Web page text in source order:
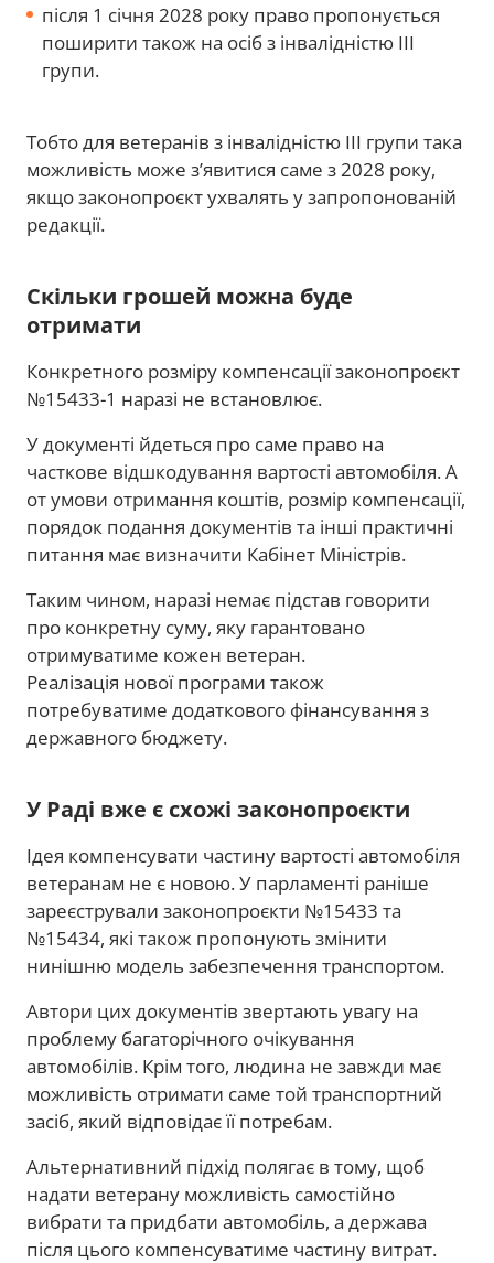
після 1 січня 2028 року право пропонується
поширити також на осіб з інвалідністю III
групи.
Тобто для ветеранів з інвалідністю III групи така
можливість може з’явитися саме з 2028 року,
якщо законопроєкт ухвалять у запропонованій
редакції.
Скільки грошей можна буде
отримати
Конкретного розміру компенсації законопроєкт
№15433-1 наразі не встановлює.
У документі йдеться про саме право на
часткове відшкодування вартості автомобіля. А
от умови отримання коштів, розмір компенсації,
порядок подання документів та інші практичні
питання має визначити Кабінет Міністрів.
Таким чином, наразі немає підстав говорити
про конкретну суму, яку гарантовано
отримуватиме кожен ветеран.
Реалізація нової програми також
потребуватиме додаткового фінансування з
державного бюджету.
У Раді вже є схожі законопроєкти
Ідея компенсувати частину вартості автомобіля
ветеранам не є новою. У парламенті раніше
зареєстрували законопроєкти №15433 та
№15434, які також пропонують змінити
нинішню модель забезпечення транспортом.
Автори цих документів звертають увагу на
проблему багаторічного очікування
автомобілів. Крім того, людина не завжди має
можливість отримати саме той транспортний
засіб, який відповідає її потребам.
Альтернативний підхід полягає в тому, щоб
надати ветерану можливість самостійно
вибрати та придбати автомобіль, а держава
після цього компенсуватиме частину витрат.